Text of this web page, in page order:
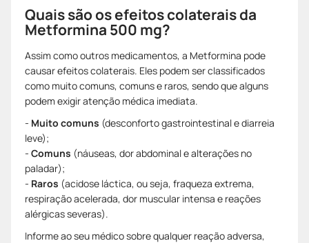
Quais são os efeitos colaterais da
Metformina 500 mg?
Assim como outros medicamentos, a Metformina pode
causar efeitos colaterais. Eles podem ser classificados
como muito comuns, comuns e raros, sendo que alguns
podem exigir atenção médica imediata.
- Muito comuns (desconforto gastrointestinal e diarreia
leve);
- Comuns (náuseas, dor abdominal e alterações no
paladar);
- Raros (acidose láctica, ou seja, fraqueza extrema,
respiração acelerada, dor muscular intensa e reações
alérgicas severas).
Informe ao seu médico sobre qualquer reação adversa,